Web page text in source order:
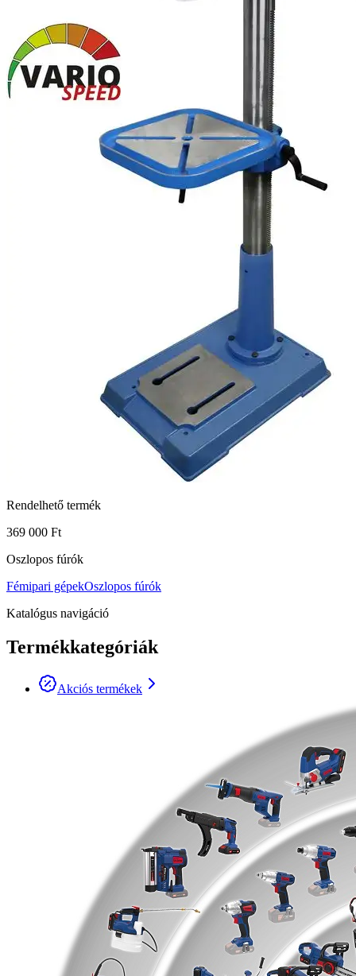
Rendelhető termék
369 000 Ft
Oszlopos fúrók
Fémipari gépekOszlopos fúrók
Katalógus navigáció
Termékkategóriák
Akciós termékek